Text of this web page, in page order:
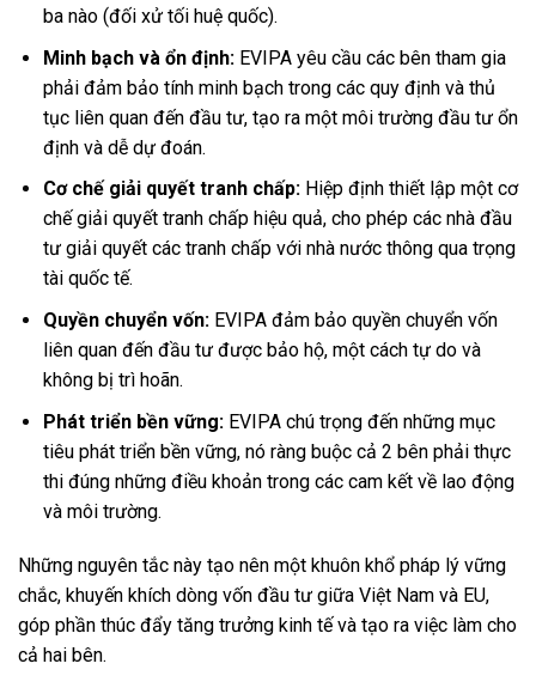
ba nào (đối xử tối huệ quốc).
Minh bạch và ổn định: EVIPA yêu cầu các bên tham gia
phải đảm bảo tính minh bạch trong các quy định và thủ
tục liên quan đến đầu tư, tạo ra một môi trường đầu tư ổn
định và dễ dự đoán.
Cơ chế giải quyết tranh chấp: Hiệp định thiết lập một cơ
chế giải quyết tranh chấp hiệu quả, cho phép các nhà đầu
tư giải quyết các tranh chấp với nhà nước thông qua trọng
tài quốc tế.
Quyền chuyển vốn: EVIPA đảm bảo quyền chuyển vốn
liên quan đến đầu tư được bảo hộ, một cách tự do và
không bị trì hoãn.
Phát triển bền vững: EVIPA chú trọng đến những mục
tiêu phát triển bền vững, nó ràng buộc cả 2 bên phải thực
thi đúng những điều khoản trong các cam kết về lao động
và môi trường.
Những nguyên tắc này tạo nên một khuôn khổ pháp lý vững
chắc, khuyến khích dòng vốn đầu tư giữa Việt Nam và EU,
góp phần thúc đẩy tăng trưởng kinh tế và tạo ra việc làm cho
cả hai bên.